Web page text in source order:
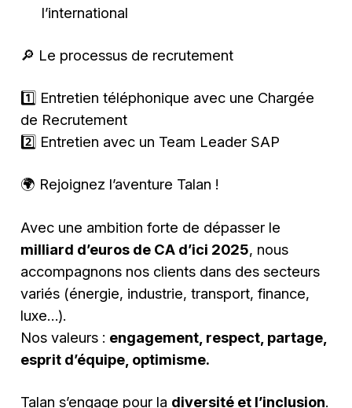
l’international
🔎 Le processus de recrutement
1️⃣ Entretien téléphonique avec une Chargée
de Recrutement
2️⃣ Entretien avec un Team Leader SAP
🌍 Rejoignez l’aventure Talan !
Avec une ambition forte de dépasser le
milliard d’euros de CA d’ici 2025, nous
accompagnons nos clients dans des secteurs
variés (énergie, industrie, transport, finance,
luxe…).
Nos valeurs : engagement, respect, partage,
esprit d’équipe, optimisme.
Talan s’engage pour la diversité et l’inclusion.